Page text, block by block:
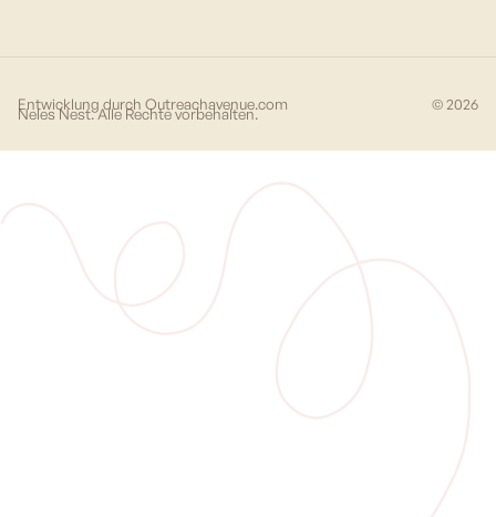
Entwicklung durch Outreachavenue.com ©2026
Neles Nest. Alle Rechte vorbehalten.